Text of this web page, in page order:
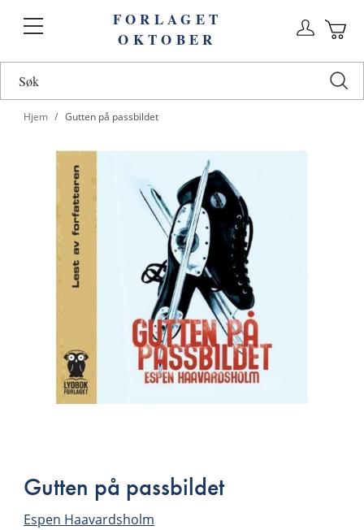
Toggle
FORLAGET
OKTOBER
Hjem Gutten på passbildet
boken
Gutten på passbildet
Espen Haavardsholm